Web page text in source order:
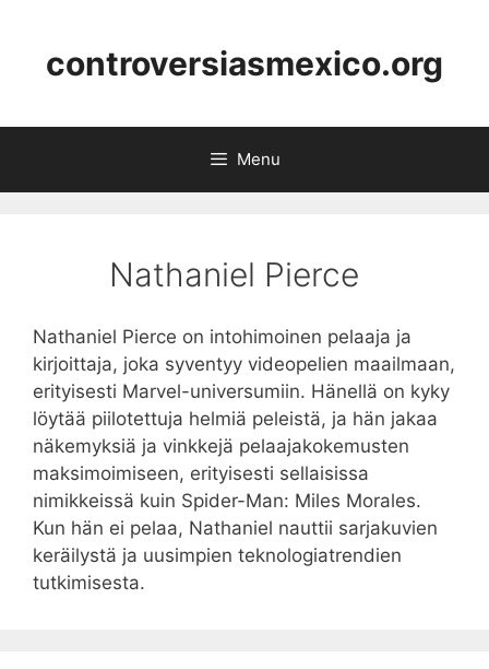
contentcontroversiasmexico.org
Menu
Nathaniel Pierce
Nathaniel Pierce on intohimoinen pelaaja ja
kirjoittaja, joka syventyy videopelien maailmaan,
erityisesti Marvel-universumiin. Hänellä on kyky
löytää piilotettuja helmiä peleistä, ja hän jakaa
näkemyksiä ja vinkkejä pelaajakokemusten
maksimoimiseen, erityisesti sellaisissa
nimikkeissä kuin Spider-Man: Miles Morales.
Kun hän ei pelaa, Nathaniel nauttii sarjakuvien
keräilystä ja uusimpien teknologiatrendien
tutkimisesta.